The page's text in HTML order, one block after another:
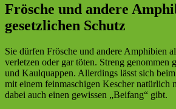
Frösche und andere
gesetzlichen Schutz
Sie dürfen Frösche und andere Amphibien
verletzen oder gar töten. Streng genommen
und Kaulquappen. Allerdings lässt sich
mit einem feinmaschigen Kescher natürlich
dabei auch einen gewissen „Beifang“ gibt.